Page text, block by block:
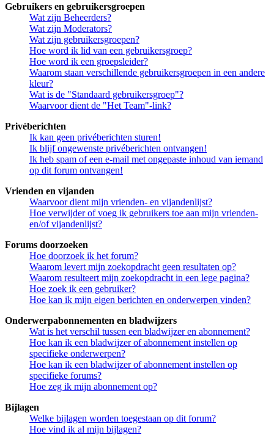
Gebruikers en gebruikersgroepen
Wat zijn Beheerders?
Wat zijn Moderators?
Wat zijn gebruikersgroepen?
Hoe word ik lid van een gebruikersgroep?
Hoe word ik een groepsleider?
Waarom staan verschillende gebruikersgroepen in een andere
kleur?
Wat is de "Standaard gebruikersgroep"?
Waarvoor dient de "Het Team"-link?
Privéberichten
Ik kan geen privéberichten sturen!
Ik blijf ongewenste privéberichten ontvangen!
Ik heb spam of een e-mail met ongepaste inhoud van iemand
op dit forum ontvangen!
Vrienden en vijanden
Waarvoor dient mijn vrienden- en vijandenlijst?
Hoe verwijder of voeg ik gebruikers toe aan mijn vrienden-
en/of vijandenlijst?
Forums doorzoeken
Hoe doorzoek ik het forum?
Waarom levert mijn zoekopdracht geen resultaten op?
Waarom resulteert mijn zoekopdracht in een lege pagina?
Hoe zoek ik een gebruiker?
Hoe kan ik mijn eigen berichten en onderwerpen vinden?
Onderwerpabonnementen en bladwijzers
Wat is het verschil tussen een bladwijzer en abonnement?
Hoe kan ik een bladwijzer of abonnement instellen op
specifieke onderwerpen?
Hoe kan ik een bladwijzer of abonnement instellen op
specifieke forums?
Hoe zeg ik mijn abonnement op?
Bijlagen
Welke bijlagen worden toegestaan op dit forum?
Hoe vind ik al mijn bijlagen?